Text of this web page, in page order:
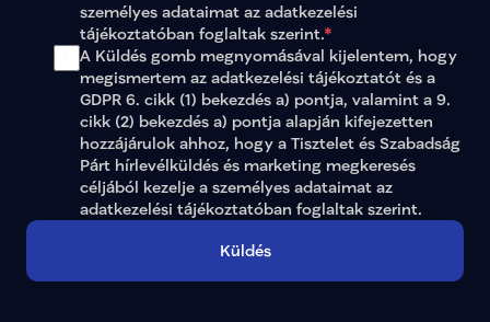
személyes adataimat az adatkezelési
tájékoztatóban foglaltak szerint.*
A Küldés gomb megnyomásával kijelentem, hogy
megismertem az adatkezelési tájékoztatót és a
GDPR 6. cikk (1) bekezdés a) pontja, valamint a 9.
cikk (2) bekezdés a) pontja alapján kifejezetten
hozzájárulok ahhoz, hogy a Tisztelet és Szabadság
Párt hírlevélküldés és marketing megkeresés
adatkezelési tájékoztatóban foglaltak szerint.
Küldés